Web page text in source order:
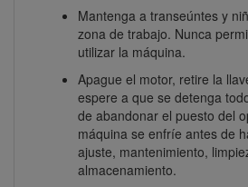
Mantenga a transeúntes y
zona de trabajo. Nunca
utilizar la máquina.
Apague el motor, retire la
espere a que se detenga
de abandonar el puesto del
máquina se enfríe antes de
ajuste, mantenimiento,
almacenamiento.